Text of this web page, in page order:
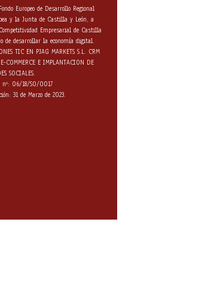
Europeo de Desarrollo Regional
y la Junta de Castilla y León, a
Empresarial de Castilla
de desarrollar la economía digital.
TIC EN PJAG MARKETS S.L. CRM
COMMERCE E IMPLANTACION DE
SOCIALES.
nº: 06/18/SO/0017
31 de Marzo de 2023.